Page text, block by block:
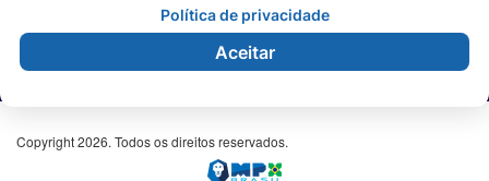
Copyright 2026. Todos os direitos reservados.
Política de privacidade
Aceitar